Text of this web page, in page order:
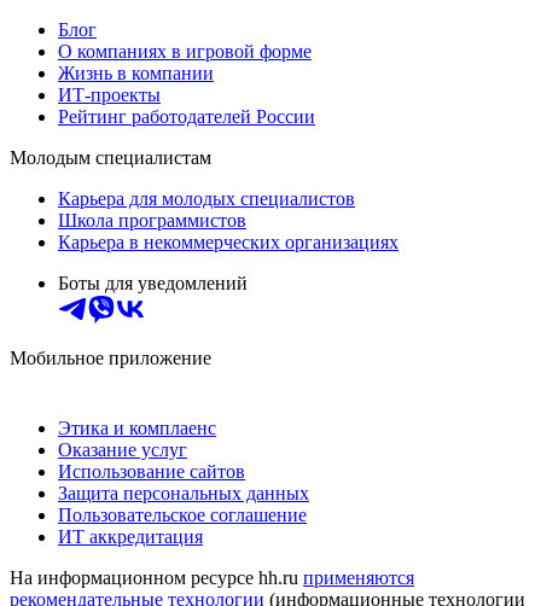
Блог
О компаниях в игровой форме
Жизнь в компании
ИТ-проекты
Рейтинг работодателей России
Молодым специалистам
Карьера для молодых специалистов
Школа программистов
Карьера в некоммерческих организациях
Боты для уведомлений
Мобильное приложение
Этика и комплаенс
Оказание услуг
Использование сайтов
Защита персональных данных
Пользовательское соглашение
ИТ аккредитация
На информационном ресурсе hh.ru применяются
рекомендательные технологии (информационные технологии